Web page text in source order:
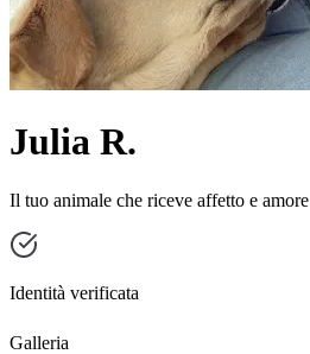
Julia R.
Il tuo animale che riceve affetto e amore
Identità verificata
Galleria